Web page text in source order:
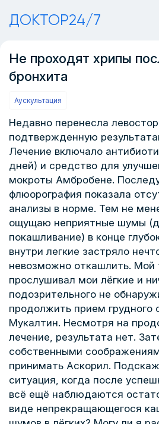
ДОКТОР24/7
Не проходят хрипы
бронхита
Аускультация
Недавно перенесла
подтвержденную
Лечение включало
дней) и средство для
мокроты Амбробене.
флюорография показала
анализы в норме. Тем не
ощущаю неприятные шумы
покашливание) в конце
внутри легкие застряло
невозможно откашлить. Мой
прослушивал мои лёгкие и
подозрительного не
продолжить прием грудного
Мукалтин. Несмотря на
лечение, результата нет.
собственными
принимать Аскорил.
ситуация, когда после
всё ещё наблюдаются
виде непрекращающегося